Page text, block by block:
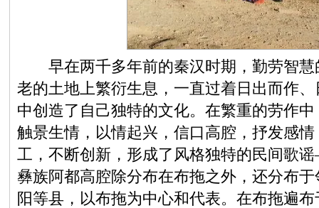
早在两千多年前的秦汉时期，勤劳智慧
老的土地上繁衍生息，一直过着日出而作
中创造了自己独特的文化。在繁重的劳作
触景生情，以情起兴，信口高腔，抒发感
工，不断创新，形成了风格独特的民间歌
彝族阿都高腔除分布在布拖之外，还分布
阳等县，以布拖为中心和代表。在布拖遍